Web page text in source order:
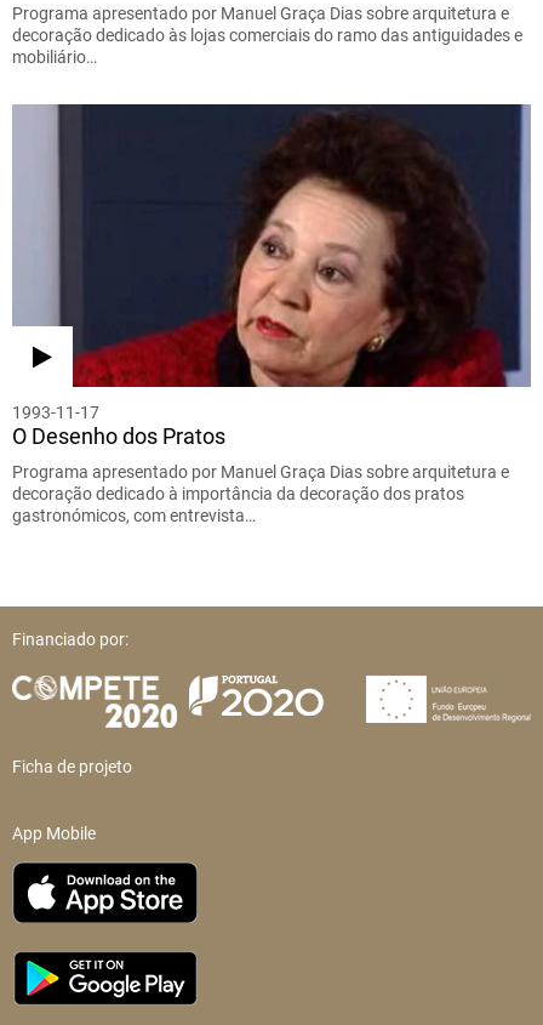
Programa apresentado por Manuel Graça Dias sobre arquitetura e
decoração dedicado às lojas comerciais do ramo das antiguidades e
mobiliário…
1993-11-17
O Desenho dos Pratos
Programa apresentado por Manuel Graça Dias sobre arquitetura e
decoração dedicado à importância da decoração dos pratos
gastronómicos, com entrevista…
Financiado por:
Ficha de projeto
App Mobile